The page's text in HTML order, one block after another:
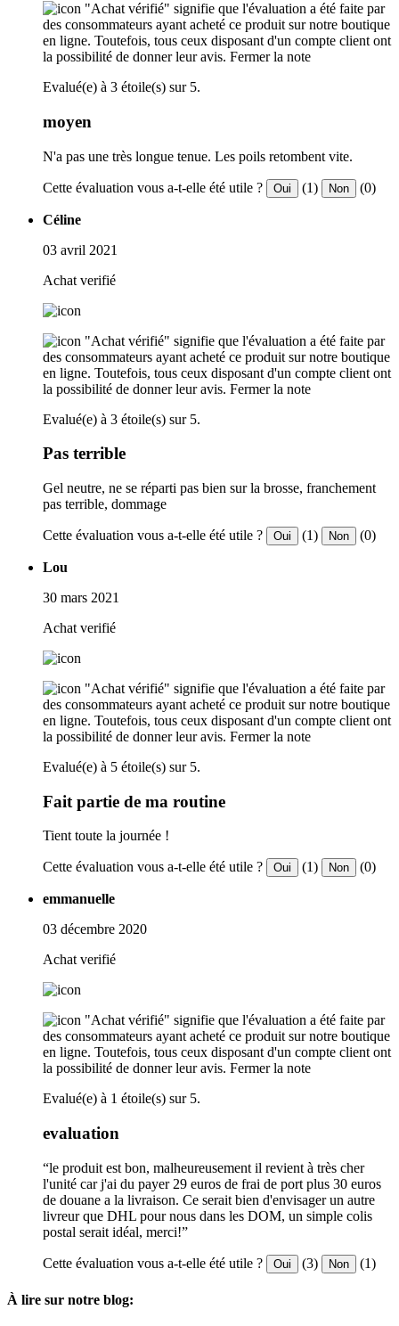
"Achat vérifié" signifie que l'évaluation a été faite par
des consommateurs ayant acheté ce produit sur notre boutique
en ligne. Toutefois, tous ceux disposant d'un compte client ont
la possibilité de donner leur avis. Fermer la note
Evalué(e) à 3 étoile(s) sur 5.
moyen
N'a pas une très longue tenue. Les poils retombent vite.
Cette évaluation vous a-t-elle été utile ? Oui (1) Non (0)
Céline
03 avril 2021
Achat verifié
"Achat vérifié" signifie que l'évaluation a été faite par
des consommateurs ayant acheté ce produit sur notre boutique
en ligne. Toutefois, tous ceux disposant d'un compte client ont
la possibilité de donner leur avis. Fermer la note
Evalué(e) à 3 étoile(s) sur 5.
Pas terrible
Gel neutre, ne se réparti pas bien sur la brosse, franchement
pas terrible, dommage
Cette évaluation vous a-t-elle été utile ? Oui (1) Non (0)
Lou
30 mars 2021
Achat verifié
"Achat vérifié" signifie que l'évaluation a été faite par
des consommateurs ayant acheté ce produit sur notre boutique
en ligne. Toutefois, tous ceux disposant d'un compte client ont
la possibilité de donner leur avis. Fermer la note
Evalué(e) à 5 étoile(s) sur 5.
Fait partie de ma routine
Tient toute la journée !
Cette évaluation vous a-t-elle été utile ? Oui (1) Non (0)
emmanuelle
03 décembre 2020
Achat verifié
"Achat vérifié" signifie que l'évaluation a été faite par
des consommateurs ayant acheté ce produit sur notre boutique
en ligne. Toutefois, tous ceux disposant d'un compte client ont
la possibilité de donner leur avis. Fermer la note
Evalué(e) à 1 étoile(s) sur 5.
evaluation
“le produit est bon, malheureusement il revient à très cher
l'unité car j'ai du payer 29 euros de frai de port plus 30 euros
de douane a la livraison. Ce serait bien d'envisager un autre
livreur que DHL pour nous dans les DOM, un simple colis
postal serait idéal, merci!”
Cette évaluation vous a-t-elle été utile ? Oui (3) Non (1)
À lire sur notre blog: